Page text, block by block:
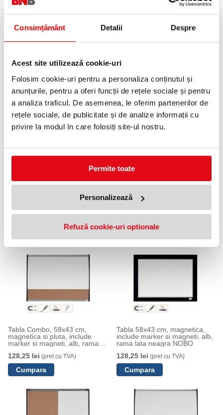
Consimțământ Detalii Despre
Acest site utilizează cookie-uri
Folosim cookie-uri pentru a personaliza conținutul și
anunțurile, pentru a oferi funcții de rețele sociale și pentru
a analiza traficul. De asemenea, le oferim partenerilor de
rețele sociale, de publicitate și de analize informații cu
privire la modul în care folosiți site-ul nostru.
Permite toate
Personalizează
Refuză cookie-uri optionale
Tabla pentru birou sau perete,
22x28 cm, magnetica, include
marker si magneti, alb, rama
rotunjita gri-albastru NOBO
112,15 lei(pret cu TVA)
Tabla 21x28 cm, magnetica,
include marker, laveta si
magneti, alb, rama pastel
NOBO
51,35 lei (pret cu TVA)
Tabla 58x43 cm, magnetica,
include marker, magneti si clip
pentru notite, alb cu margini
negre NOBO
Tabla 21x28 cm, magnetica,
include marker, laveta si
magneti, alb, rama color
NOBO
Tabla Combo, 58x43 cm,
magnetica si pluta, include
marker si magneti, alb, rama
128,25 lei (pret cu TVA)
Tabla 58x43 cm, magnetica,
include marker si magneti, alb,
rama lata neagra NOBO
128,25 lei (pret cu TVA)